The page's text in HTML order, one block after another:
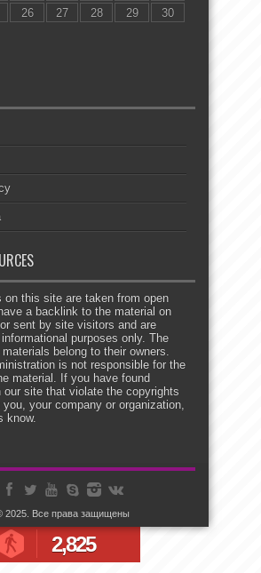
26 27 28 29
30
on this site are taken from open
a backlink to the material on
sent by site visitors and are
purposes only. The
belong to their owners.
is not responsible for the
material. If you have found
our site that violate the copyrights
you, your company or organization,
know.
2025. Все права защищены
2,825